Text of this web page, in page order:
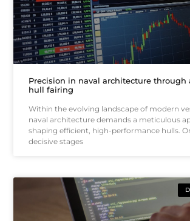
Precision in naval architecture through
hull fairing
Within the evolving landscape of modern
naval architecture demands a meticulous
shaping efficient, high-performance hulls.
decisive stages